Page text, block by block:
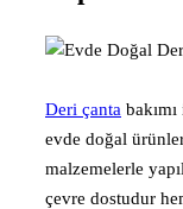
Deri çanta
evde doğal
malzemelerle
çevre dostudur